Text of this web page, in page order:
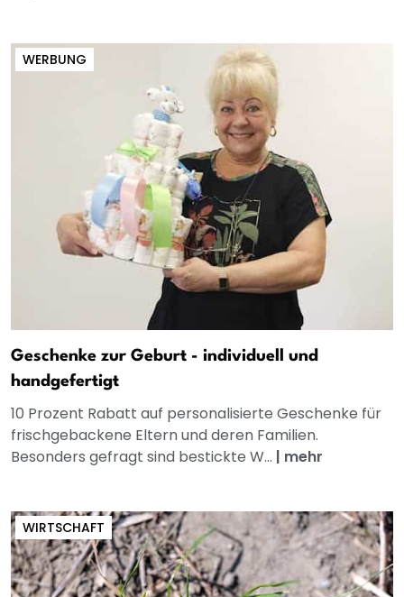
WERBUNG
Geschenke zur Geburt - individuell und
handgefertigt
10 Prozent Rabatt auf personalisierte Geschenke für
frischgebackene Eltern und deren Familien.
Besonders gefragt sind bestickte W... | mehr
WIRTSCHAFT